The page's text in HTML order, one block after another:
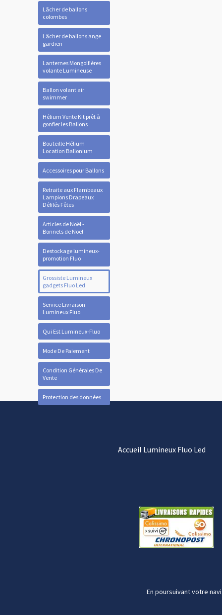
Lâcher de ballons
colombes
Lâcher de ballons ange
gardien
Lanternes Mongolfières
volante Lumineuse
Ballon volant air
swimmer
Hélium Vente Kit prêt à
gonfler les Ballons
Bouteille Hélium
Location Ballonium
Accessoires pour Ballons
Retraite aux Flambeaux
Lampions Drapeaux
Défilés Fêtes
Articles de Noël -
Bonnets de Noel
Destockage lumineux-
promotion Fluo
Grossiste Lumineux
gadgets Fluo Led
Service Livraison
Lumineux Fluo
Qui Est Lumineux-Fluo
Mode De Paiement
Condition Générales De
Vente
Protection des données
Accueil Lumineux Fluo Led
En poursuivant votre